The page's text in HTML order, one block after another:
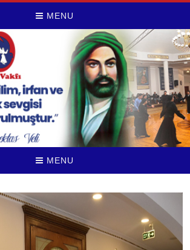
MENU
MENU